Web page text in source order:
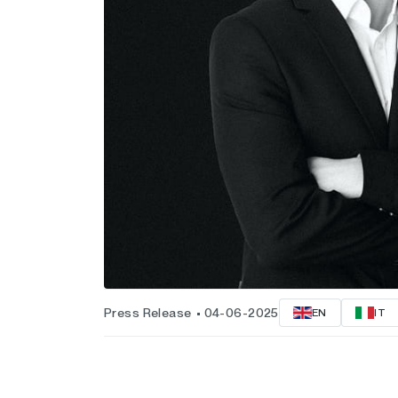
Press Release 04-06-2025 EN IT